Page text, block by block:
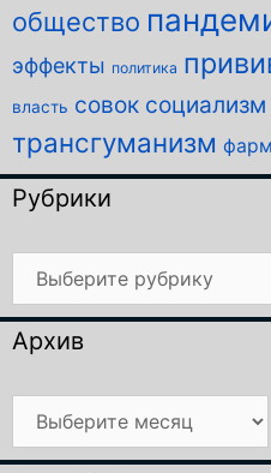
общество
эффекты политика
власть совок социализм
трансгуманизм
Рубрики
Рубрики
Архив
Архив